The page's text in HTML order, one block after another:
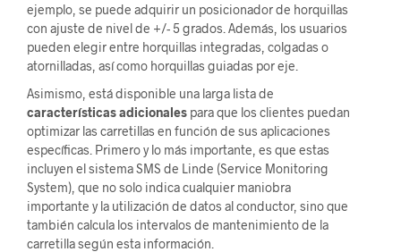
ejemplo, se puede adquirir un posicionador de horquillas
con ajuste de nivel de +/- 5 grados. Además, los usuarios
pueden elegir entre horquillas integradas, colgadas o
atornilladas, así como horquillas guiadas por eje.
Asimismo, está disponible una larga lista de
características adicionales para que los clientes puedan
optimizar las carretillas en función de sus aplicaciones
específicas. Primero y lo más importante, es que estas
incluyen el sistema SMS de Linde (Service Monitoring
System), que no solo indica cualquier maniobra
importante y la utilización de datos al conductor, sino que
también calcula los intervalos de mantenimiento de la
carretilla según esta información.